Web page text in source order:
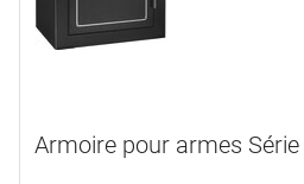
Armoire pour armes Série